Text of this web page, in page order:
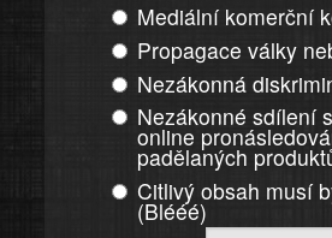
Mediální komerční
Propagace války
Nezákonná
Nezákonné sdílení
online
padělaných
Citlivý obsah musí
(Blééé)